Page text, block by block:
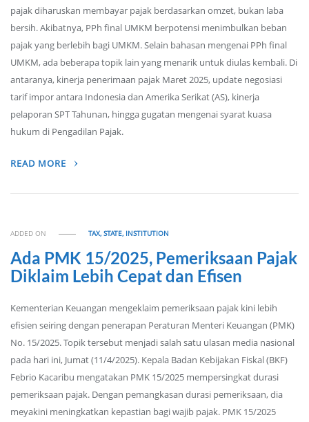
pajak diharuskan membayar pajak berdasarkan omzet, bukan laba
bersih. Akibatnya, PPh final UMKM berpotensi menimbulkan beban
pajak yang berlebih bagi UMKM. Selain bahasan mengenai PPh final
UMKM, ada beberapa topik lain yang menarik untuk diulas kembali. Di
antaranya, kinerja penerimaan pajak Maret 2025, update negosiasi
tarif impor antara Indonesia dan Amerika Serikat (AS), kinerja
pelaporan SPT Tahunan, hingga gugatan mengenai syarat kuasa
hukum di Pengadilan Pajak.
READ MORE
ADDED ON TAX, STATE, INSTITUTION
Ada PMK 15/2025, Pemeriksaan Pajak
Diklaim Lebih Cepat dan Efisen
Kementerian Keuangan mengeklaim pemeriksaan pajak kini lebih
efisien seiring dengan penerapan Peraturan Menteri Keuangan (PMK)
No. 15/2025. Topik tersebut menjadi salah satu ulasan media nasional
pada hari ini, Jumat (11/4/2025). Kepala Badan Kebijakan Fiskal (BKF)
Febrio Kacaribu mengatakan PMK 15/2025 mempersingkat durasi
pemeriksaan pajak. Dengan pemangkasan durasi pemeriksaan, dia
meyakini meningkatkan kepastian bagi wajib pajak. PMK 15/2025